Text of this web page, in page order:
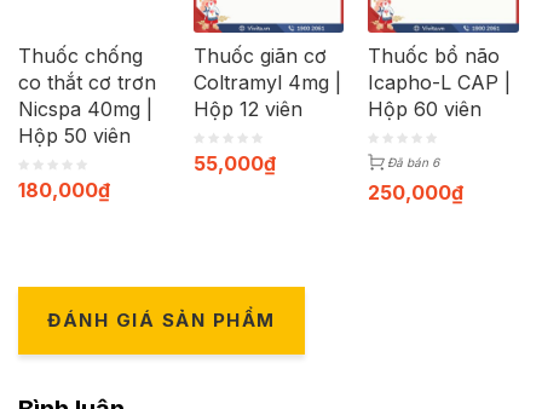
Thuốc chống
co thắt cơ trơn
Nicspa 40mg |
Hộp 50 viên
180,000₫
Thuốc giãn cơ
Coltramyl 4mg |
Hộp 12 viên
55,000₫
Thuốc bổ não
Icapho-L CAP |
Hộp 60 viên
Đã bán 6
250,000₫
ĐÁNH GIÁ SẢN PHẨM